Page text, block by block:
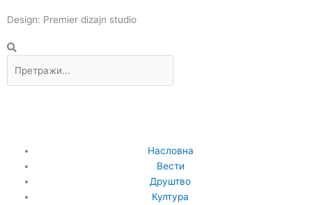
Design: Premier dizajn studio
Претрага
Насловна
Вести
Друштво
Култура